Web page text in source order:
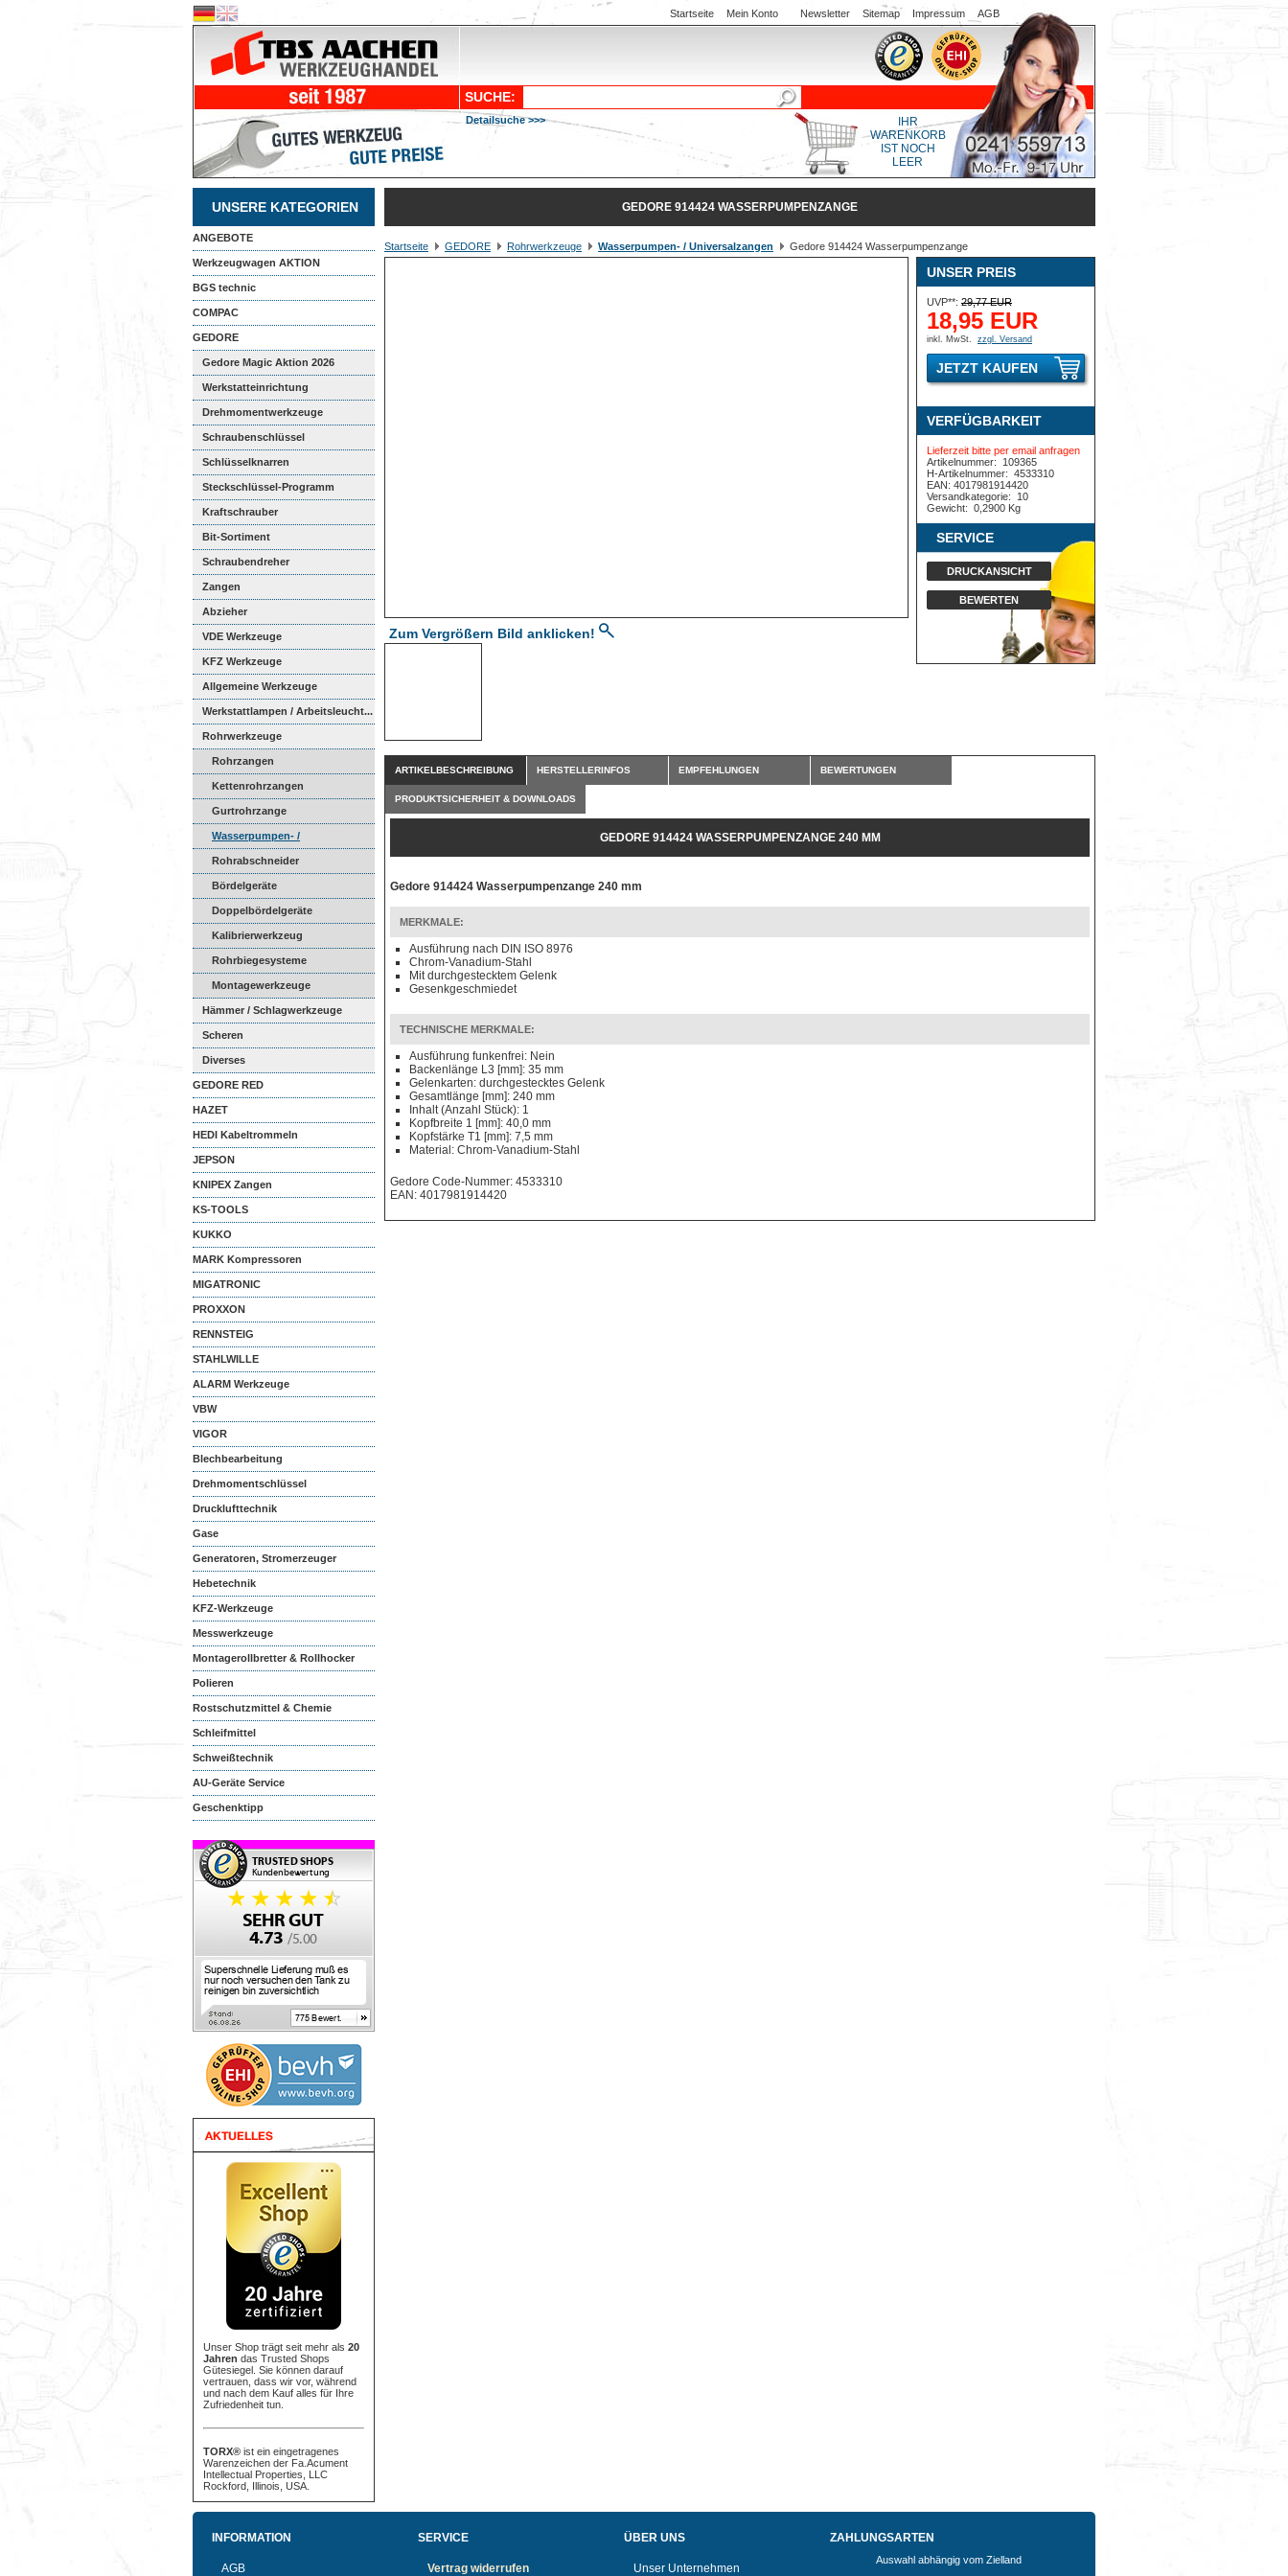
Startseite Mein Konto Newsletter Sitemap Impressum AGB
SUCHE:
Detailsuche >>>
IHR
WARENKORB
IST NOCH
LEER
UNSERE KATEGORIEN
ANGEBOTE
Werkzeugwagen AKTION
BGS technic
COMPAC
GEDORE
Gedore Magic Aktion 2026
Werkstatteinrichtung
Drehmomentwerkzeuge
Schraubenschlüssel
Schlüsselknarren
Steckschlüssel-Programm
Kraftschrauber
Bit-Sortiment
Schraubendreher
Zangen
Abzieher
VDE Werkzeuge
KFZ Werkzeuge
Allgemeine Werkzeuge
Werkstattlampen / Arbeitsleucht...
Rohrwerkzeuge
Rohrzangen
Kettenrohrzangen
Gurtrohrzange
Wasserpumpen- /
Universalzang...
Rohrabschneider
Bördelgeräte
Doppelbördelgeräte
Kalibrierwerkzeug
Rohrbiegesysteme
Montagewerkzeuge
Hämmer / Schlagwerkzeuge
Scheren
Diverses
GEDORE RED
HAZET
HEDI Kabeltrommeln
JEPSON
KNIPEX Zangen
KS-TOOLS
KUKKO
MARK Kompressoren
MIGATRONIC
PROXXON
RENNSTEIG
STAHLWILLE
ALARM Werkzeuge
VBW
VIGOR
Blechbearbeitung
Drehmomentschlüssel
Drucklufttechnik
Gase
Generatoren, Stromerzeuger
Hebetechnik
KFZ-Werkzeuge
Messwerkzeuge
Montagerollbretter & Rollhocker
Polieren
Rostschutzmittel & Chemie
Schleifmittel
Schweißtechnik
AU-Geräte Service
Geschenktipp
Unser Shop trägt seit mehr als 20
Jahren das Trusted Shops
Gütesiegel. Sie können darauf
vertrauen, dass wir vor, während
und nach dem Kauf alles für Ihre
Zufriedenheit tun.
TORX® ist ein eingetragenes
Warenzeichen der Fa.Acument
Intellectual Properties, LLC
Rockford, Illinois, USA.
GEDORE 914424 WASSERPUMPENZANGE
Startseite GEDORE Rohrwerkzeuge Wasserpumpen- / Universalzangen Gedore 914424 Wasserpumpenzange
Zum Vergrößern Bild anklicken!
UNSER PREIS
UVP**: 29,77 EUR
18,95 EUR
inkl. MwSt. zzgl. Versand
JETZT KAUFEN
VERFÜGBARKEIT
Lieferzeit bitte per email anfragen
Artikelnummer:
109365
H-Artikelnummer: 4533310
EAN: 4017981914420
Versandkategorie:
10
Gewicht: 0,2900 Kg
SERVICE
DRUCKANSICHT
BEWERTEN
ARTIKELBESCHREIBUNG HERSTELLERINFOS EMPFEHLUNGEN BEWERTUNGEN
PRODUKTSICHERHEIT & DOWNLOADS
GEDORE 914424 WASSERPUMPENZANGE 240 MM
Gedore 914424 Wasserpumpenzange 240 mm
MERKMALE:
Ausführung nach DIN ISO 8976
Chrom-Vanadium-Stahl
Mit durchgestecktem Gelenk
Gesenkgeschmiedet
TECHNISCHE MERKMALE:
Ausführung funkenfrei: Nein
Backenlänge L3 [mm]: 35 mm
Gelenkarten: durchgestecktes Gelenk
Gesamtlänge [mm]: 240 mm
Inhalt (Anzahl Stück): 1
Kopfbreite 1 [mm]: 40,0 mm
Kopfstärke T1 [mm]: 7,5 mm
Material: Chrom-Vanadium-Stahl
Gedore Code-Nummer: 4533310
EAN: 4017981914420
INFORMATION
AGB
SERVICE
Vertrag widerrufen
ÜBER UNS
Unser Unternehmen
ZAHLUNGSARTEN
Auswahl abhängig vom Zielland